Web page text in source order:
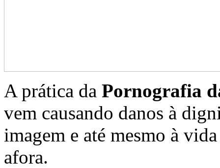
A prática da Pornografia
vem causando danos à
imagem e até mesmo à
afora.